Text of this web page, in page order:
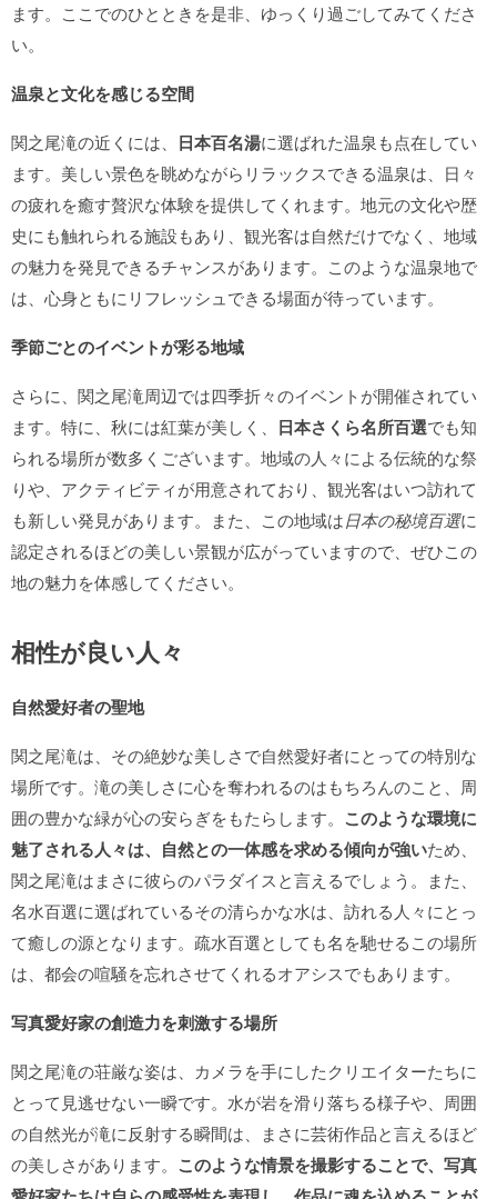
ます。ここでのひとときを是非、ゆっくり過ごしてみてくださ
い。
温泉と文化を感じる空間
関之尾滝の近くには、 日本百名湯に選ばれた温泉も点在してい
ます。美しい景色を眺めながらリラックスできる温泉は、日々
の疲れを癒す贅沢な体験を提供してくれます。地元の文化や歴
史にも触れられる施設もあり、観光客は自然だけでなく、地域
の魅力を発見できるチャンスがあります。このような温泉地で
は、心身ともにリフレッシュできる場面が待っています。
季節ごとのイベントが彩る地域
さらに、関之尾滝周辺では四季折々のイベントが開催されてい
ます。特に、秋には紅葉が美しく、 日本さくら名所百選でも知
られる場所が数多くございます。地域の人々による伝統的な祭
りや、アクティビティが用意されており、観光客はいつ訪れて
も新しい発見があります。また、この地域は日本の秘境百選に
認定されるほどの美しい景観が広がっていますので、ぜひこの
地の魅力を体感してください。
相性が良い人々
自然愛好者の聖地
関之尾滝は、その絶妙な美しさで自然愛好者にとっての特別な
場所です。滝の美しさに心を奪われるのはもちろんのこと、周
囲の豊かな緑が心の安らぎをもたらします。 このような環境に
魅了される人々は、自然との一体感を求める傾向が強いため、
関之尾滝はまさに彼らのパラダイスと言えるでしょう。また、
名水百選に選ばれているその清らかな水は、訪れる人々にとっ
て癒しの源となります。疏水百選としても名を馳せるこの場所
は、都会の喧騒を忘れさせてくれるオアシスでもあります。
写真愛好家の創造力を刺激する場所
関之尾滝の荘厳な姿は、カメラを手にしたクリエイターたちに
とって見逃せない一瞬です。水が岩を滑り落ちる様子や、周囲
の自然光が滝に反射する瞬間は、まさに芸術作品と言えるほど
の美しさがあります。 このような情景を撮影することで、写真